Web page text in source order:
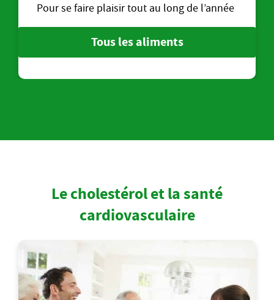
Pour se faire plaisir tout au long de l’année
Tous les aliments
Le cholestérol et la santé
cardiovasculaire